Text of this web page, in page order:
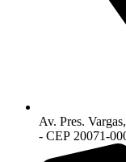
Av. Pres.
- CEP 20071-